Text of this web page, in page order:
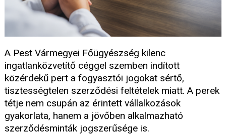
A Pest Vármegyei Főügyészség kilenc
ingatlanközvetítő céggel szemben indított
közérdekű pert a fogyasztói jogokat sértő,
tisztességtelen szerződési feltételek miatt. A perek
tétje nem csupán az érintett vállalkozások
gyakorlata, hanem a jövőben alkalmazható
szerződésminták jogszerűsége is.